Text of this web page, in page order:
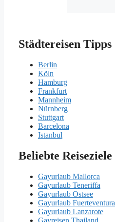
Städtereisen Tipps
Berlin
Köln
Hamburg
Frankfurt
Mannheim
Nürnberg
Stuttgart
Barcelona
Istanbul
Beliebte Reiseziele
Gayurlaub Mallorca
Gayurlaub Teneriffa
Gayurlaub Ostsee
Gayurlaub Fuerteventura
Gayurlaub Lanzarote
Gayreisen Thailand